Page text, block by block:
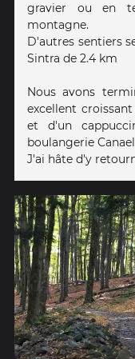
gravier ou en
montagne.
D'autres sentiers
Sintra de 2.4 km
Nous avons
excellent
et d'un
boulangerie
J'ai hâte d'y